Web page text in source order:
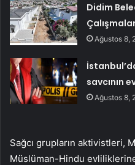
Didim
Ağustos 8,
savcının
Ağustos 8,
Sağcı grupların aktivistleri,
Müslüman-Hindu